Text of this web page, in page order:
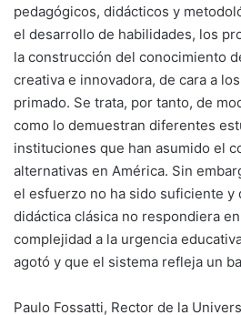
pedagógicos, didácticos y
el desarrollo de habilidades, los
la construcción del conocimiento
creativa e innovadora, de cara a
primado. Se trata, por tanto, de
como lo demuestran diferentes
instituciones que han asumido el
alternativas en América. Sin
el esfuerzo no ha sido suficiente y
didáctica clásica no respondiera
complejidad a la urgencia
agotó y que el sistema refleja un
Paulo Fossatti, Rector de la